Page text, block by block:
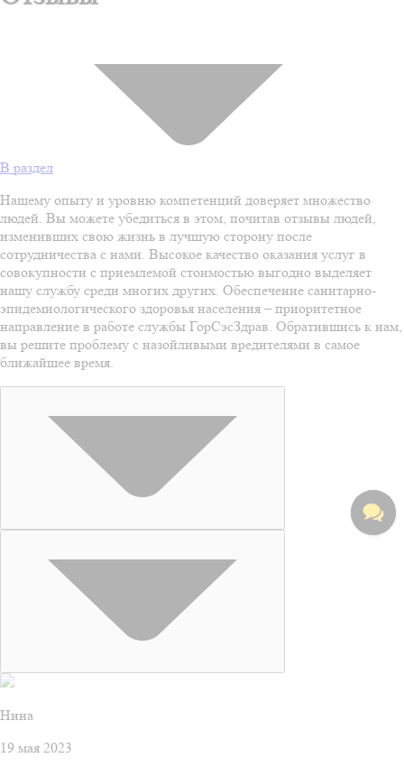
В раздел
Нашему опыту и уровню компетенций доверяет множество
людей. Вы можете убедиться в этом, почитав отзывы людей,
изменивших свою жизнь в лучшую сторону после
сотрудничества с нами. Высокое качество оказания услуг в
совокупности с приемлемой стоимостью выгодно выделяет
нашу службу среди многих других. Обеспечение санитарно-
эпидемиологического здоровья населения – приоритетное
направление в работе службы ГорСэсЗдрав. Обратившись к нам,
вы решите проблему с назойливыми вредителями в самое
ближайшее время.
Нина
19 мая 2023